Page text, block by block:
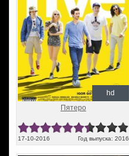
hd
Пятеро
17-10-2016 Год выпуска: 2016